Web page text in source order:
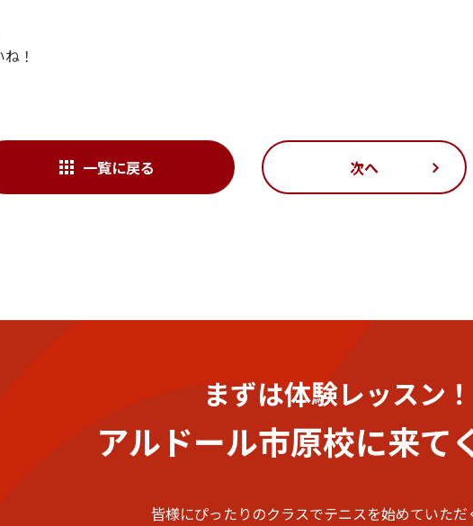
！
一覧に戻る 次へ
まずは体験レッスン！
アルドール市原校に来て
皆様にぴったりのクラスでテニスを始めていただ